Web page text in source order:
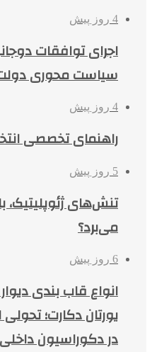
4 روز پیش
اجرای توافقات
سیاست محوری
4 روز پیش
راهنمای تخصصی
5 روز پیش
تنش‌های ژئوپلیتیک،
می‌برد؟
6 روز پیش
انواع قاب بندی
یورتان دکارت؛
در دکوراسیون داخلی